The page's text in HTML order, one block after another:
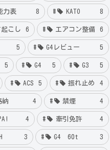
力表 8 KATO 8
こし 6 エアコン整備 6
5 G4レビュー 5
5 G4 5 G3 5
ACS 5 振れ止め 4
納 4 禁煙 4
4 牽引免許 4
3 G4 60t 3